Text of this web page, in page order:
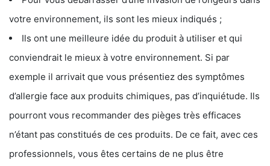
votre environnement, ils sont les mieux indiqués ;
Ils ont une meilleure idée du produit à utiliser et qui
conviendrait le mieux à votre environnement. Si par
exemple il arrivait que vous présentiez des symptômes
d’allergie face aux produits chimiques, pas d’inquiétude. Ils
pourront vous recommander des pièges très efficaces
n’étant pas constitués de ces produits. De ce fait, avec ces
professionnels, vous êtes certains de ne plus être